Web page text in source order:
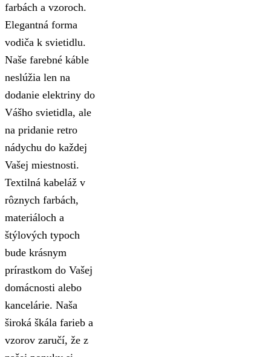
farbách a vzoroch.
Elegantná forma
vodiča k svietidlu.
Naše farebné káble
neslúžia len na
dodanie elektriny do
Vášho svietidla, ale
na pridanie retro
nádychu do každej
Vašej miestnosti.
Textilná kabeláž v
rôznych farbách,
materiáloch a
štýlových typoch
bude krásnym
prírastkom do Vašej
domácnosti alebo
kancelárie. Naša
široká škála farieb a
vzorov zaručí, že z